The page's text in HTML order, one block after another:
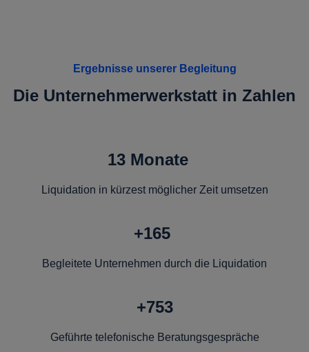
Ergebnisse unserer Begleitung
Die Unternehmerwerkstatt in Zahlen
13 Monate
Liquidation in kürzest möglicher Zeit umsetzen
+165
Begleitete Unternehmen durch die Liquidation
+753
Geführte telefonische Beratungsgespräche